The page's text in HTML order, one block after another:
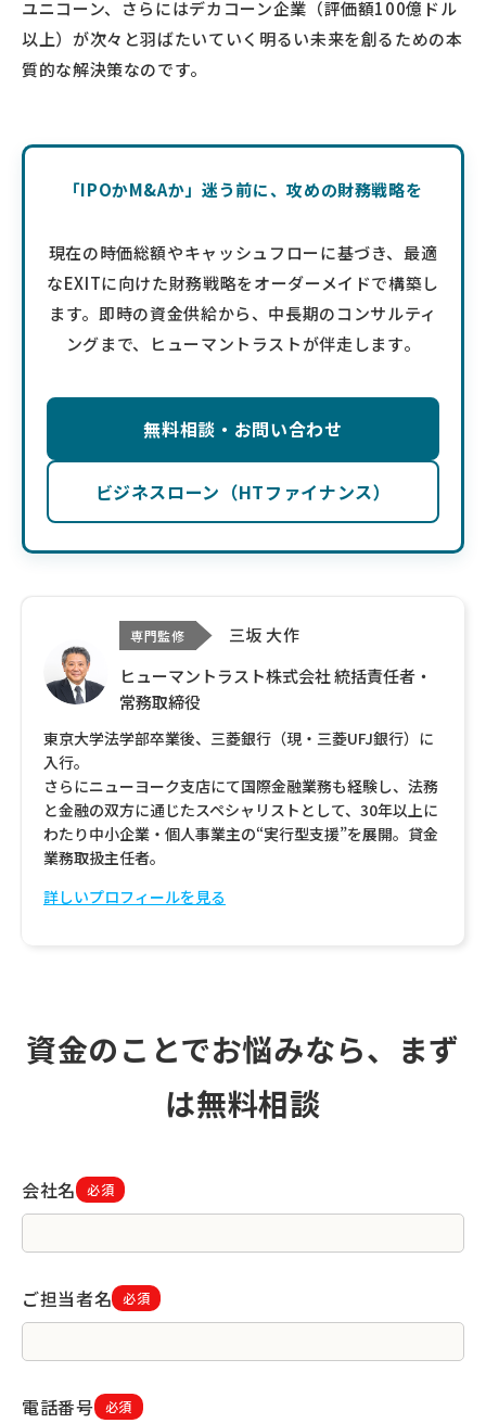
ユニコーン、さらにはデカコーン企業（評価額100億ドル
以上）が次々と羽ばたいていく明るい未来を創るための本
質的な解決策なのです。
「IPOかM&Aか」迷う前に、攻めの財務戦略を
現在の時価総額やキャッシュフローに基づき、最適
なEXITに向けた財務戦略をオーダーメイドで構築し
ます。即時の資金供給から、中長期のコンサルティ
ングまで、ヒューマントラストが伴走します。
無料相談・お問い合わせ
ビジネスローン（HTファイナンス）
専門監修
三坂 大作
ヒューマントラスト株式会社 統括責任者・
常務取締役
東京大学法学部卒業後、三菱銀行（現・三菱UFJ銀行）に
入行。
さらにニューヨーク支店にて国際金融業務も経験し、法務
と金融の双方に通じたスペシャリストとして、30年以上に
わたり中小企業・個人事業主の“実行型支援”を展開。貸金
業務取扱主任者。
詳しいプロフィールを見る
資金のことでお悩みなら、まず
は無料相談
必須
会社名
必須
ご担当者名
必須
電話番号